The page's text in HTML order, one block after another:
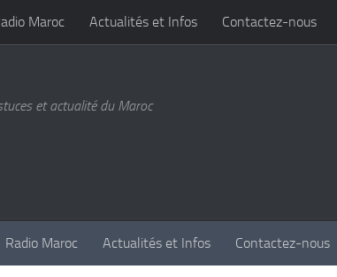
Maroc Actualités et Infos Contactez-nous
et actualité du Maroc
Radio Maroc Actualités et Infos Contactez-nous